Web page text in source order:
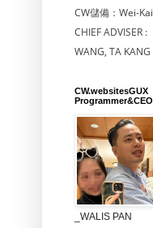
CW儲備：Wei-Kai
CHIEF ADVISER :
WANG, TA KANG
CW.websitesGUX
Programmer&CEO
_WALIS PAN